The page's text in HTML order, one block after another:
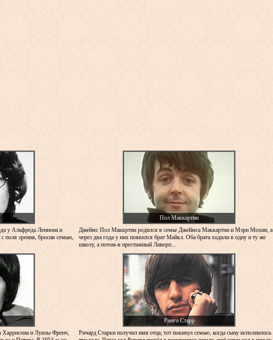
у Альфреда Леннона и
поля зрения, бросив семью,
Пол Маккартни
Джеймс Пол Маккртни родился в семье Джеймса Маккартни и Мэри Мохин, а
через два года у них появился брат Майкл. Оба брата ходили в одну и ту же
школу, а потом-в престижный Ливерп...
и Луизы Френч,
Ринго Старр
Ричард Старки получил имя отца; тот покинул семью, когда сыну исполнилось